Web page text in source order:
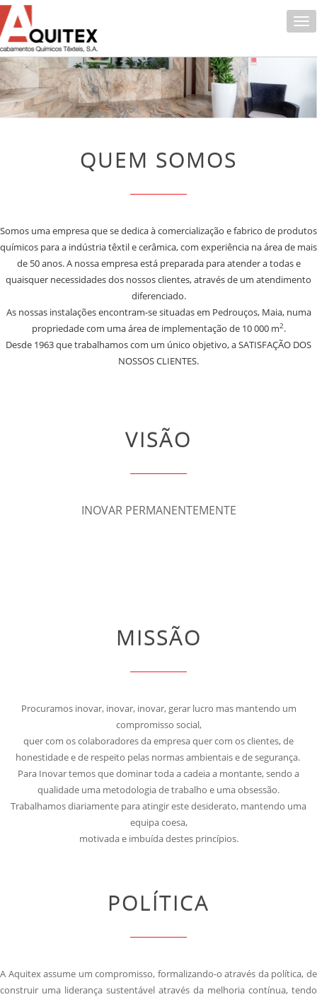
QUEM SOMOS
Somos uma empresa que se dedica à comercialização e fabrico de produtos
químicos para a indústria têxtil e cerâmica, com experiência na área de mais
de 50 anos. A nossa empresa está preparada para atender a todas e
quaisquer necessidades dos nossos clientes, através de um atendimento
diferenciado.
As nossas instalações encontram-se situadas em Pedrouços, Maia, numa
propriedade com uma área de implementação de 10 000 m2.
Desde 1963 que trabalhamos com um único objetivo, a SATISFAÇÃO DOS
NOSSOS CLIENTES.
VISÃO
INOVAR PERMANENTEMENTE
MISSÃO
Procuramos inovar, inovar, inovar, gerar lucro mas mantendo um
compromisso social,
quer com os colaboradores da empresa quer com os clientes, de
honestidade e de respeito pelas normas ambientais e de segurança.
Para Inovar temos que dominar toda a cadeia a montante, sendo a
qualidade uma metodologia de trabalho e uma obsessão.
Trabalhamos diariamente para atingir este desiderato, mantendo uma
equipa coesa,
motivada e imbuída destes princípios.
POLÍTICA
A Aquitex assume um compromisso, formalizando-o através da política, de
construir uma liderança sustentável através da melhoria contínua, tendo